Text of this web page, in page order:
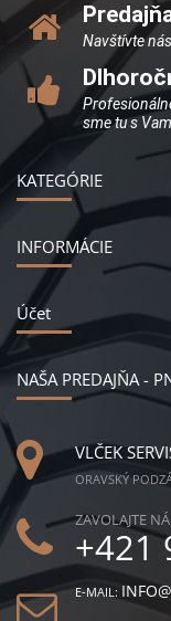
Navštívte
sme tu s
KATEGÓRIE
INFORMÁCIE
Účet
NAŠA PREDAJŇA -
VLČEK
ORAVSKÝ
ZAVOLAJTE
+421
E-MAIL: